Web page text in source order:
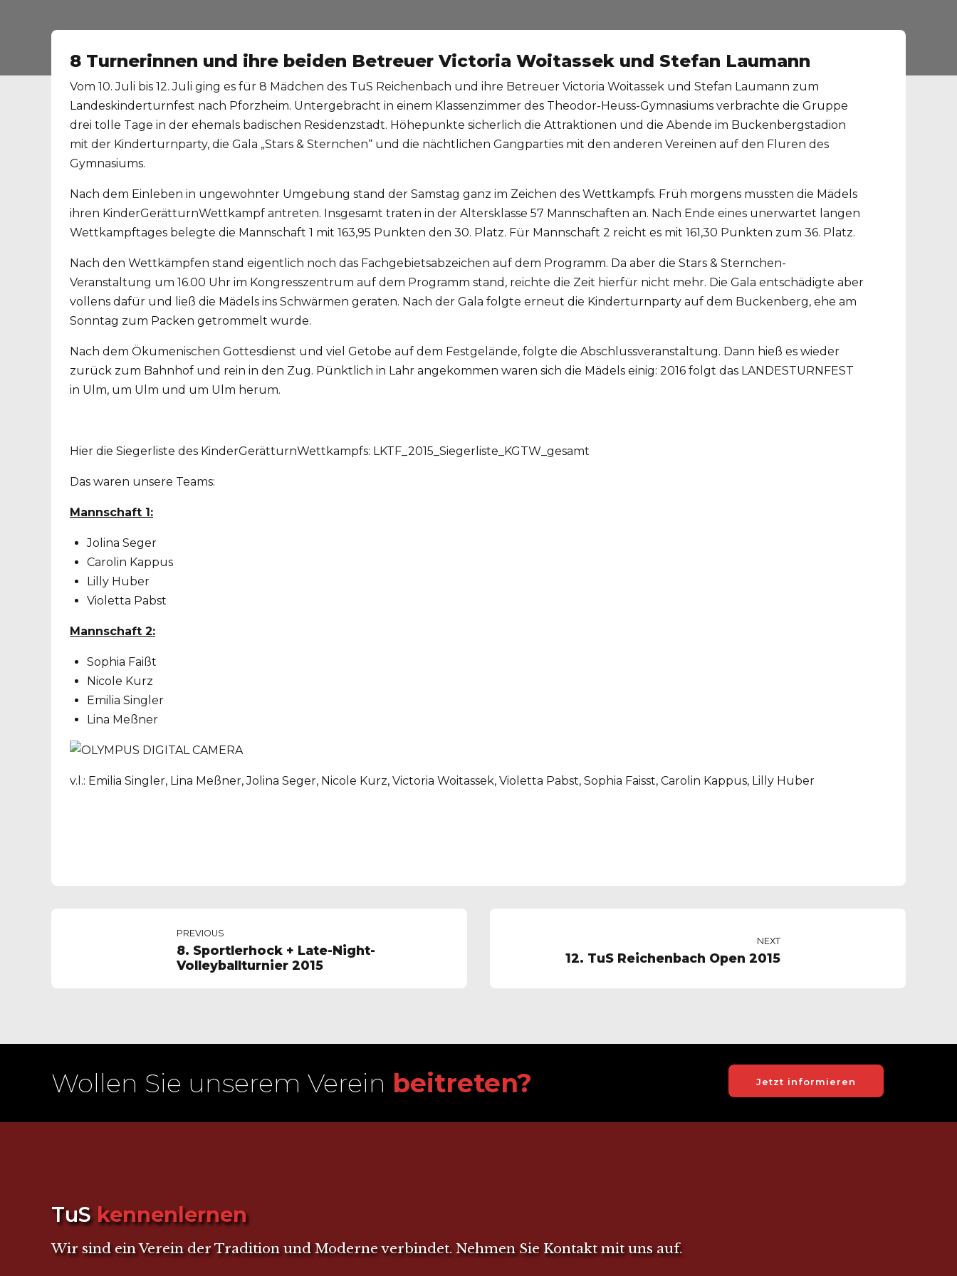
8 Turnerinnen und ihre beiden Betreuer Victoria Woitassek und Stefan Laumann
Vom 10. Juli bis 12. Juli ging es für 8 Mädchen des TuS Reichenbach und ihre Betreuer Victoria Woitassek und Stefan Laumann zum
Landeskinderturnfest nach Pforzheim. Untergebracht in einem Klassenzimmer des Theodor-Heuss-Gymnasiums verbrachte die Gruppe
drei tolle Tage in der ehemals badischen Residenzstadt. Höhepunkte sicherlich die Attraktionen und die Abende im Buckenbergstadion
mit der Kinderturnparty, die Gala „Stars & Sternchen“ und die nächtlichen Gangparties mit den anderen Vereinen auf den Fluren des
Gymnasiums.
Nach dem Einleben in ungewohnter Umgebung stand der Samstag ganz im Zeichen des Wettkampfs. Früh morgens mussten die Mädels
ihren KinderGerätturnWettkampf antreten. Insgesamt traten in der Altersklasse 57 Mannschaften an. Nach Ende eines unerwartet langen
Wettkampftages belegte die Mannschaft 1 mit 163,95 Punkten den 30. Platz. Für Mannschaft 2 reicht es mit 161,30 Punkten zum 36. Platz.
Nach den Wettkämpfen stand eigentlich noch das Fachgebietsabzeichen auf dem Programm. Da aber die Stars & Sternchen-
Veranstaltung um 16.00 Uhr im Kongresszentrum auf dem Programm stand, reichte die Zeit hierfür nicht mehr. Die Gala entschädigte aber
vollens dafür und ließ die Mädels ins Schwärmen geraten. Nach der Gala folgte erneut die Kinderturnparty auf dem Buckenberg, ehe am
Sonntag zum Packen getrommelt wurde.
Nach dem Ökumenischen Gottesdienst und viel Getobe auf dem Festgelände, folgte die Abschlussveranstaltung. Dann hieß es wieder
zurück zum Bahnhof und rein in den Zug. Pünktlich in Lahr angekommen waren sich die Mädels einig: 2016 folgt das LANDESTURNFEST
in Ulm, um Ulm und um Ulm herum.
Hier die Siegerliste des KinderGerätturnWettkampfs: LKTF_2015_Siegerliste_KGTW_gesamt
Das waren unsere Teams:
Mannschaft 1:
Jolina Seger
Carolin Kappus
Lilly Huber
Violetta Pabst
Mannschaft 2:
Sophia Faißt
Nicole Kurz
Emilia Singler
Lina Meßner
v.l.: Emilia Singler, Lina Meßner, Jolina Seger, Nicole Kurz, Victoria Woitassek, Violetta Pabst, Sophia Faisst, Carolin Kappus, Lilly Huber
PREVIOUS
8. Sportlerhock + Late-Night-
Volleyballturnier 2015
NEXT
12. TuS Reichenbach Open 2015
Wollen Sie unserem Verein beitreten? Jetzt informieren
TuS kennenlernen
Wir sind ein Verein der Tradition und Moderne verbindet. Nehmen Sie Kontakt mit uns auf.